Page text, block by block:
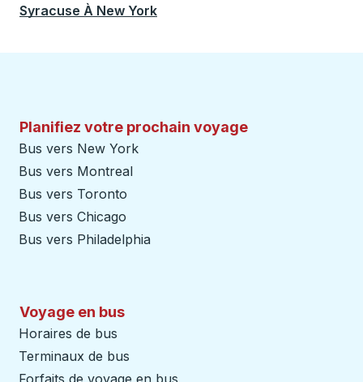
Syracuse À New York
Planifiez votre prochain voyage
Bus vers New York
Bus vers Montreal
Bus vers Toronto
Bus vers Chicago
Bus vers Philadelphia
Voyage en bus
Horaires de bus
Terminaux de bus
Forfaits de voyage en bus